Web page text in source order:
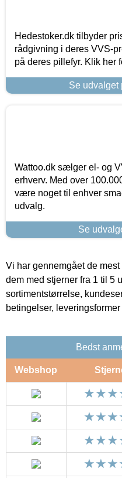
Hedestoker.dk tilbyder
rådgivning i deres VVS-
på deres pillefyr. Klik her
Se udvalget
Wattoo.dk sælger el- og
erhverv. Med over
være noget til enhver
udvalg.
Se
Vi har gennemgået de
dem med stjerner fra 1 til 5
sortimentstørrelse,
betingelser,
Bedst
Webshop